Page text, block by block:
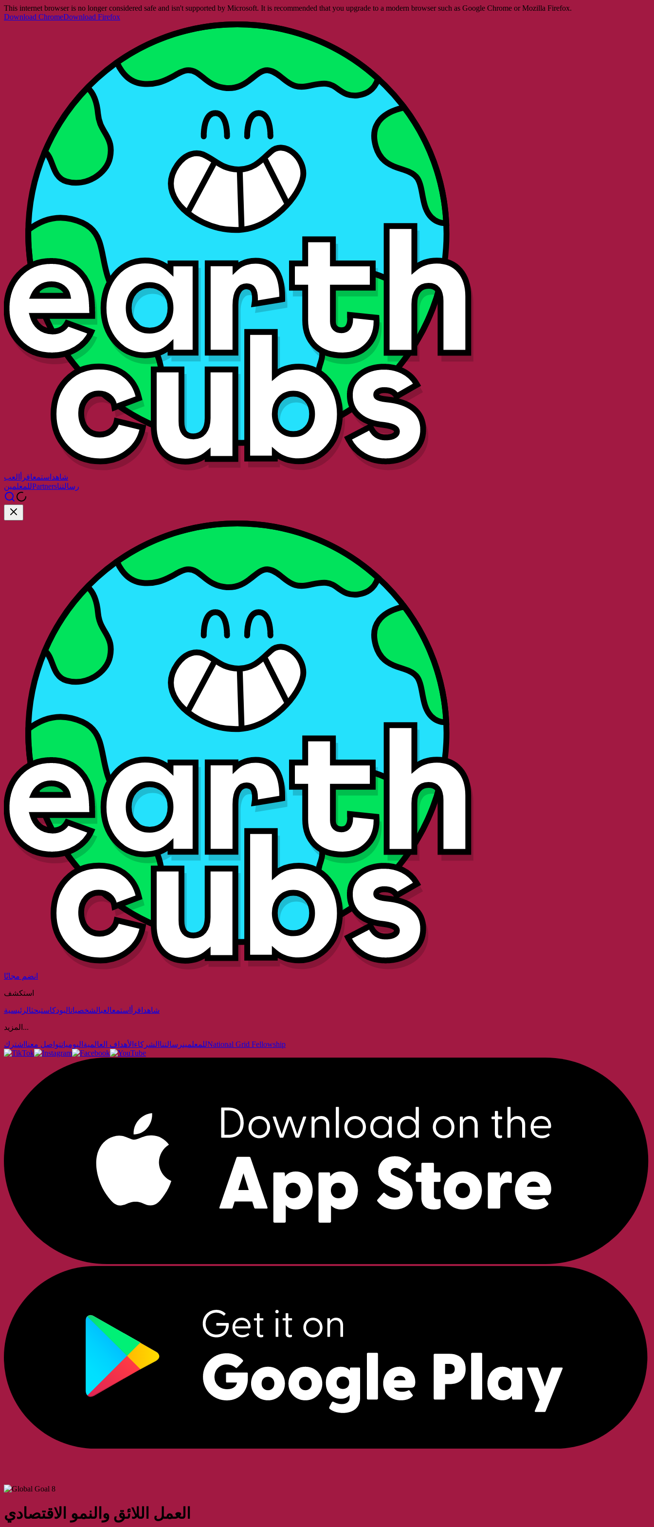
This internet browser is no longer considered safe and isn't supported by Microsoft. It is recommended that you upgrade to a modern browser such as Google Chrome or Mozilla Firefox.
Download ChromeDownload Firefox
شاهد استمعاقرأ
العب
للمعلمينPartnersرسالتنا
انضم مجانًا
استكشف
شاهد اقرأ استمعالعبالشخصياتالبودكاستبحثالرئيسية
المزيد...
للمعلمينرسالتنا الشركاء الأهداف العالمية اليومياتتواصل معنا اشترك National Grid Fellowship
العمل اللائق والنمو الاقتصادي